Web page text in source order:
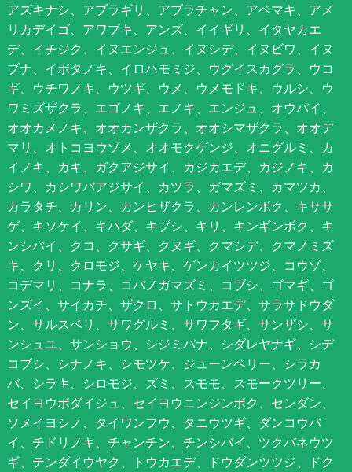
アズキナシ、アブラギリ、アブラチャン、アベマキ、アメ
リカデイゴ、アワブキ、アンズ、イイギリ、イタヤカエ
デ、イチジク、イヌエンジュ、イヌシデ、イヌビワ、イヌ
ブナ、イボタノキ、イロハモミジ、ウグイスカグラ、ウコ
ギ、ウチワノキ、ウツギ、ウメ、ウメモドキ、ウルシ、ウ
ワミズザクラ、エゴノキ、エノキ、エンジュ、オウバイ、
オオカメノキ、オオカンザクラ、オオシマザクラ、オオデ
マリ、オトコヨウゾメ、オオモクゲンジ、オニグルミ、カ
イノキ、カキ、ガクアジサイ、カジカエデ、カジノキ、カ
シワ、カシワバアジサイ、カツラ、ガマズミ、カマツカ、
カラタチ、カリン、カンヒザクラ、カンレンボク、キササ
ゲ、キソケイ、キハダ、キブシ、キリ、キンギンボク、キ
ンシバイ、クコ、クサギ、クヌギ、クマシデ、クマノミズ
キ、クリ、クロモジ、ケヤキ、ゲンカイツツジ、コウゾ、
コデマリ、コナラ、コバノガマズミ、コブシ、ゴマギ、ゴ
ンズイ、サイカチ、ザクロ、サトウカエデ、サラサドウダ
ン、サルスベリ、サワグルミ、サワフタギ、サンザシ、サ
ンシュユ、サンショウ、シジミバナ、シダレヤナギ、シデ
コブシ、シナノキ、シモツケ、ジューンベリー、シラカ
バ、シラキ、シロモジ、ズミ、スモモ、スモークツリー、
セイヨウボダイジュ、セイヨウニンジンボク、センダン、
ソメイヨシノ、タイワンフウ、タニウツギ、ダンコウバ
イ、チドリノキ、チャンチン、チンシバイ、ツクバネウツ
ギ、テンダイウヤク、トウカエデ、ドウダンツツジ、ドク